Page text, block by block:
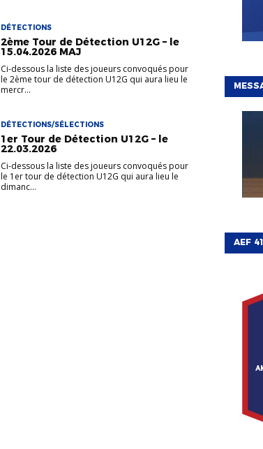
DÉTECTIONS
2ème Tour de Détection U12G – le
15.04.2026 MAJ
Ci-dessous la liste des joueurs convoqués pour
le 2ème tour de détection U12G qui aura lieu le
mercr...
DÉTECTIONS/SÉLECTIONS
1er Tour de Détection U12G – le
22.03.2026
Ci-dessous la liste des joueurs convoqués pour
le 1er tour de détection U12G qui aura lieu le
dimanc...
AEF 41